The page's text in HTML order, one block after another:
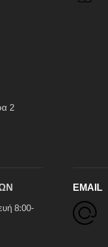
2
8:00-
EMAIL